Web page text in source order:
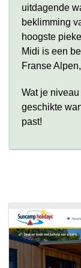
uitdagende
beklimming
hoogste
Midi is een
Franse
Wat je
geschikte
past!